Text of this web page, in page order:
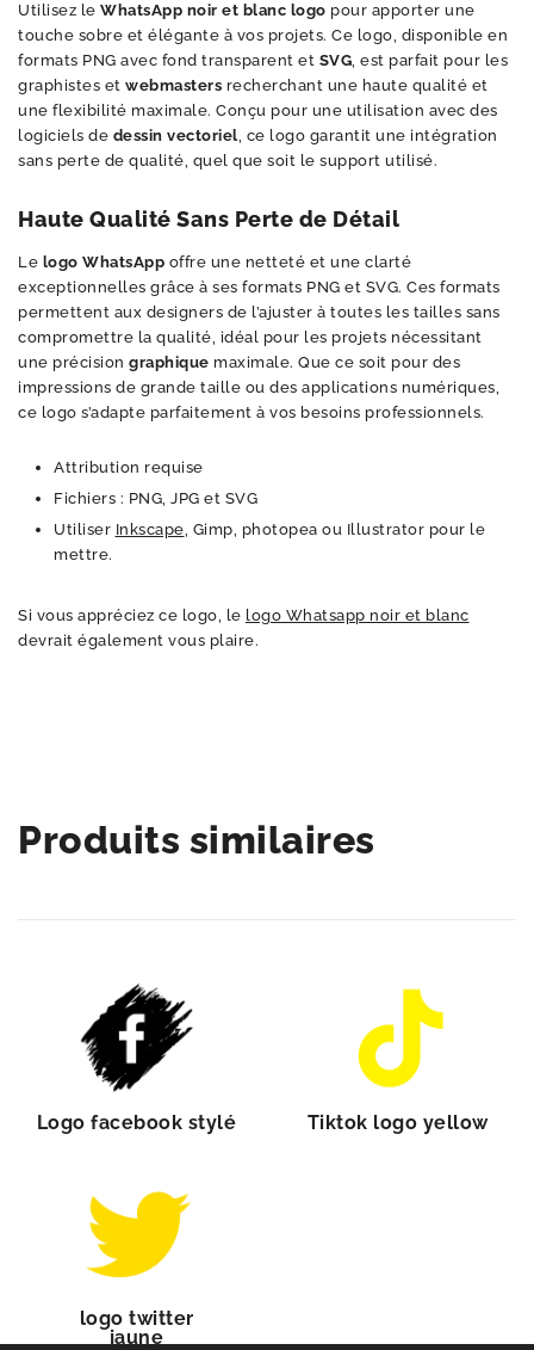
Utilisez le WhatsApp noir et blanc logo pour apporter une
touche sobre et élégante à vos projets. Ce logo, disponible en
formats PNG avec fond transparent et SVG, est parfait pour les
graphistes et webmasters recherchant une haute qualité et
une flexibilité maximale. Conçu pour une utilisation avec des
logiciels de dessin vectoriel, ce logo garantit une intégration
sans perte de qualité, quel que soit le support utilisé.
Haute Qualité Sans Perte de Détail
Le logo WhatsApp offre une netteté et une clarté
exceptionnelles grâce à ses formats PNG et SVG. Ces formats
permettent aux designers de l’ajuster à toutes les tailles sans
compromettre la qualité, idéal pour les projets nécessitant
une précision graphique maximale. Que ce soit pour des
impressions de grande taille ou des applications numériques,
ce logo s’adapte parfaitement à vos besoins professionnels.
Attribution requise
Fichiers : PNG, JPG et SVG
Utiliser Inkscape, Gimp, photopea ou Illustrator pour le
mettre.
Si vous appréciez ce logo, le logo Whatsapp noir et blanc
devrait également vous plaire.
Produits similaires
Logo facebook stylé Tiktok logo yellow
logo twitter
jaune